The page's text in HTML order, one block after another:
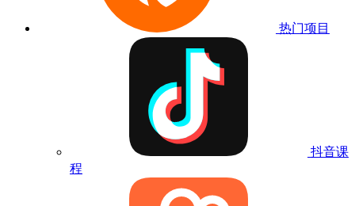
热门项目
抖音课
程